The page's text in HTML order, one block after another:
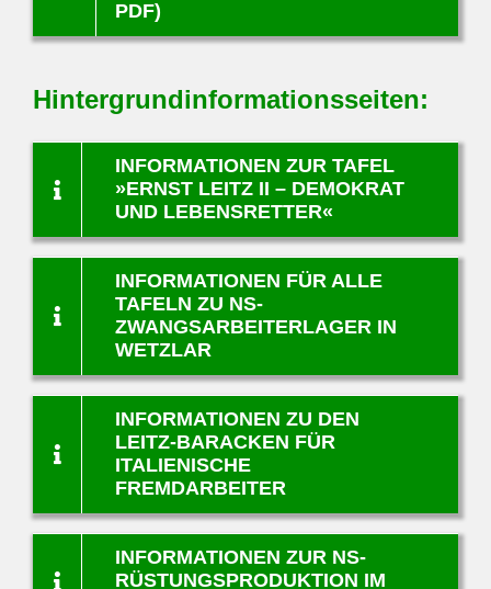
PDF)
Hintergrundinformationsseiten:
INFORMATIONEN ZUR TAFEL
»ERNST LEITZ II – DEMOKRAT
UND LEBENSRETTER«
INFORMATIONEN FÜR ALLE
TAFELN ZU NS-
ZWANGSARBEITERLAGER IN
WETZLAR
INFORMATIONEN ZU DEN
LEITZ-BARACKEN FÜR
ITALIENISCHE
FREMDARBEITER
INFORMATIONEN ZUR NS-
RÜSTUNGSPRODUKTION IM